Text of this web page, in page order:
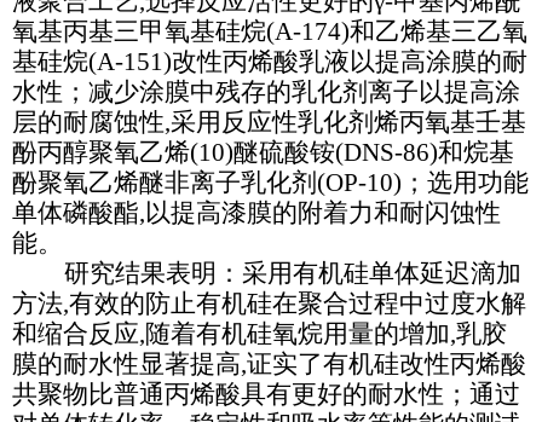
氧基丙基三甲氧基硅烷(A-174)和乙烯基三乙氧
基硅烷(A-151)改性丙烯酸乳液以提高涂膜的耐
水性；减少涂膜中残存的乳化剂离子以提高涂
层的耐腐蚀性,采用反应性乳化剂烯丙氧基壬基
酚丙醇聚氧乙烯(10)醚硫酸铵(DNS-86)和烷基
酚聚氧乙烯醚非离子乳化剂(OP-10)；选用功能
单体磷酸酯,以提高漆膜的附着力和耐闪蚀性
能。
研究结果表明：采用有机硅单体延迟滴加
方法,有效的防止有机硅在聚合过程中过度水解
和缩合反应,随着有机硅氧烷用量的增加,乳胶
膜的耐水性显著提高,证实了有机硅改性丙烯酸
共聚物比普通丙烯酸具有更好的耐水性；通过